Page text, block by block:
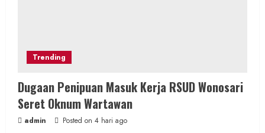
Trending
Dugaan Penipuan Masuk Kerja RSUD Wonosari
Seret Oknum Wartawan
admin Posted on 4 hari ago